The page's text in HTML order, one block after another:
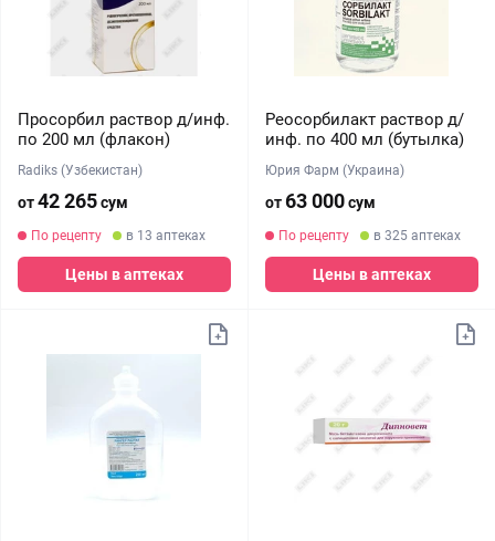
Просорбил раствор д/инф.
по 200 мл (флакон)
Radiks (Узбекистан)
от42 265сум
По рецепту в 13 аптеках
Цены в аптеках
Реосорбилакт раствор д/
инф. по 400 мл (бутылка)
Юрия Фарм (Украина)
от63 000сум
По рецепту в 325 аптеках
Цены в аптеках